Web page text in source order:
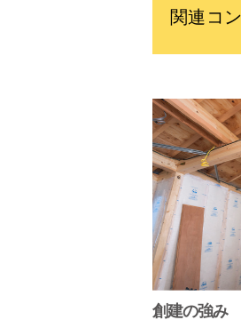
関連コ
創建の強み